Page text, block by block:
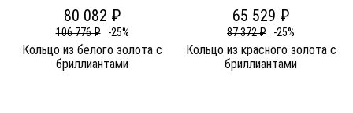
80 082 ₽
106 776 ₽ -25%
Кольцо из белого золота c
бриллиантами
65 529 ₽
87 372 ₽ -25%
Кольцо из красного золота c
бриллиантами